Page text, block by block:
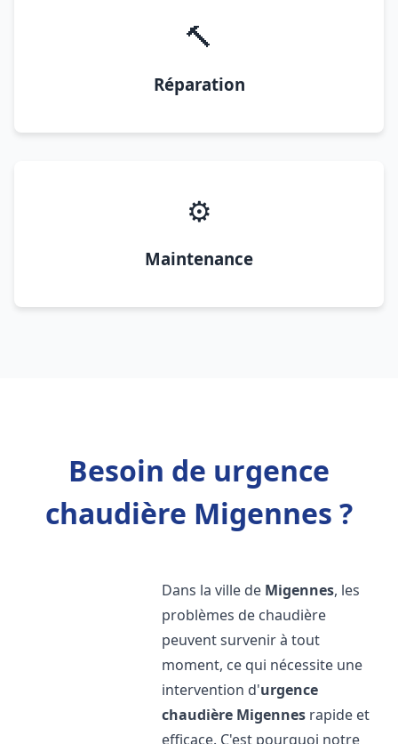
🔨
Réparation
⚙️
Maintenance
Besoin de urgence
chaudière Migennes ?
Dans la ville de Migennes, les
problèmes de chaudière
peuvent survenir à tout
moment, ce qui nécessite une
intervention d'urgence
chaudière Migennes rapide et
efficace. C'est pourquoi notre